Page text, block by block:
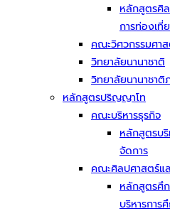
หลักสูตรศิ
การท่องเที่
คณะวิศวกรรมศาส
วิทยาลัยนานาชาติ
วิทยาลัยนานาชาติ
หลักสูตรปริญญาโท
คณะบริหารธุรกิจ
หลักสูตรบ
จัดการ
คณะศิลปศาสตร์แ
หลักสูตรศึ
บริหารการ